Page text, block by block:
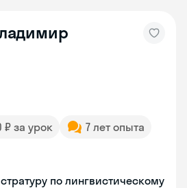
₽ за урок
7 лет опыта
по лингвистическому